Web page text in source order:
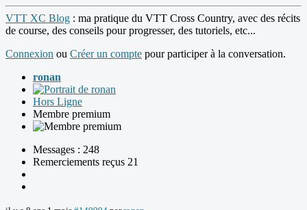
VTT XC Blog : ma pratique du VTT Cross Country, avec des récits
de course, des conseils pour progresser, des tutoriels, etc...
Connexion ou Créer un compte pour participer à la conversation.
ronan
Hors Ligne
Membre premium
Messages : 248
Remerciements reçus 21